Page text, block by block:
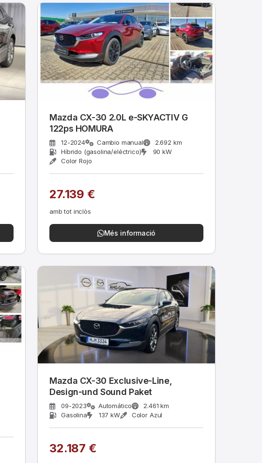
Mazda CX-30 2.0L e-SKYACTIV G
122ps HOMURA
12-2024 Cambio manual
2.692 km
Híbrido (gasolina/eléctrico)
90 kW
Color Rojo
27.139 €
amb tot inclòs
Més informació
Mazda CX-30 Exclusive-Line,
Design-und Sound Paket
09-2023 Automático
2.461 km
Gasolina
137 kW Color Azul
32.187 €